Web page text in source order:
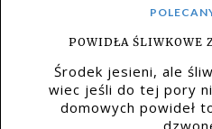
POWIDŁA ŚLIWKOWE
Środek jesieni, ale
wiec jeśli do tej pory
domowych powideł